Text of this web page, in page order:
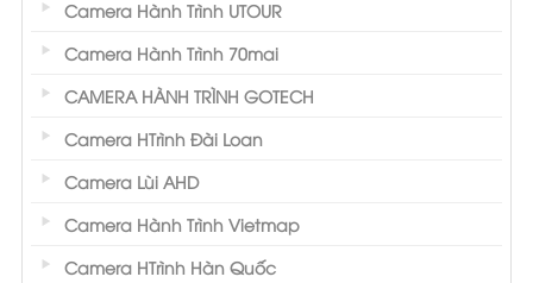
Camera Hành Trình UTOUR
Camera Hành Trình 70mai
CAMERA HÀNH TRÌNH GOTECH
Camera HTrình Đài Loan
Camera Lùi AHD
Camera Hành Trình Vietmap
Camera HTrình Hàn Quốc